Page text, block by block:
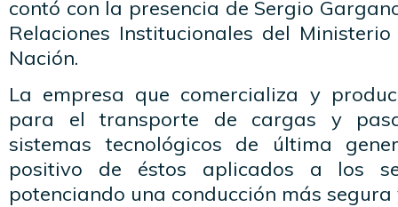
contó con la presencia de Sergio
Relaciones Institucionales del
Nación.
La empresa que comercializa y
para el transporte de cargas y
sistemas tecnológicos de última
positivo de éstos aplicados a los
potenciando una conducción más